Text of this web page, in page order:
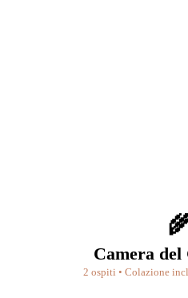
Camera del
2 ospiti • Colazione